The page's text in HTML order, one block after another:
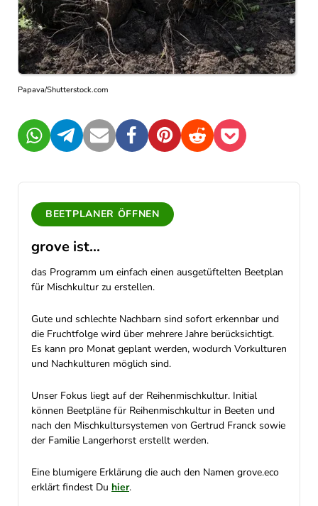
Papava/Shutterstock.com
WhatsAppTelegramMail FacebookPinterestRedditPocket
BEETPLANER ÖFFNEN
grove ist...
das Programm um einfach einen ausgetüftelten Beetplan
für Mischkultur zu erstellen.
Gute und schlechte Nachbarn sind sofort erkennbar und
die Fruchtfolge wird über mehrere Jahre berücksichtigt.
Es kann pro Monat geplant werden, wodurch Vorkulturen
und Nachkulturen möglich sind.
Unser Fokus liegt auf der Reihenmischkultur. Initial
können Beetpläne für Reihenmischkultur in Beeten und
nach den Mischkultursystemen von Gertrud Franck sowie
der Familie Langerhorst erstellt werden.
Eine blumigere Erklärung die auch den Namen grove.eco
erklärt findest Du hier.